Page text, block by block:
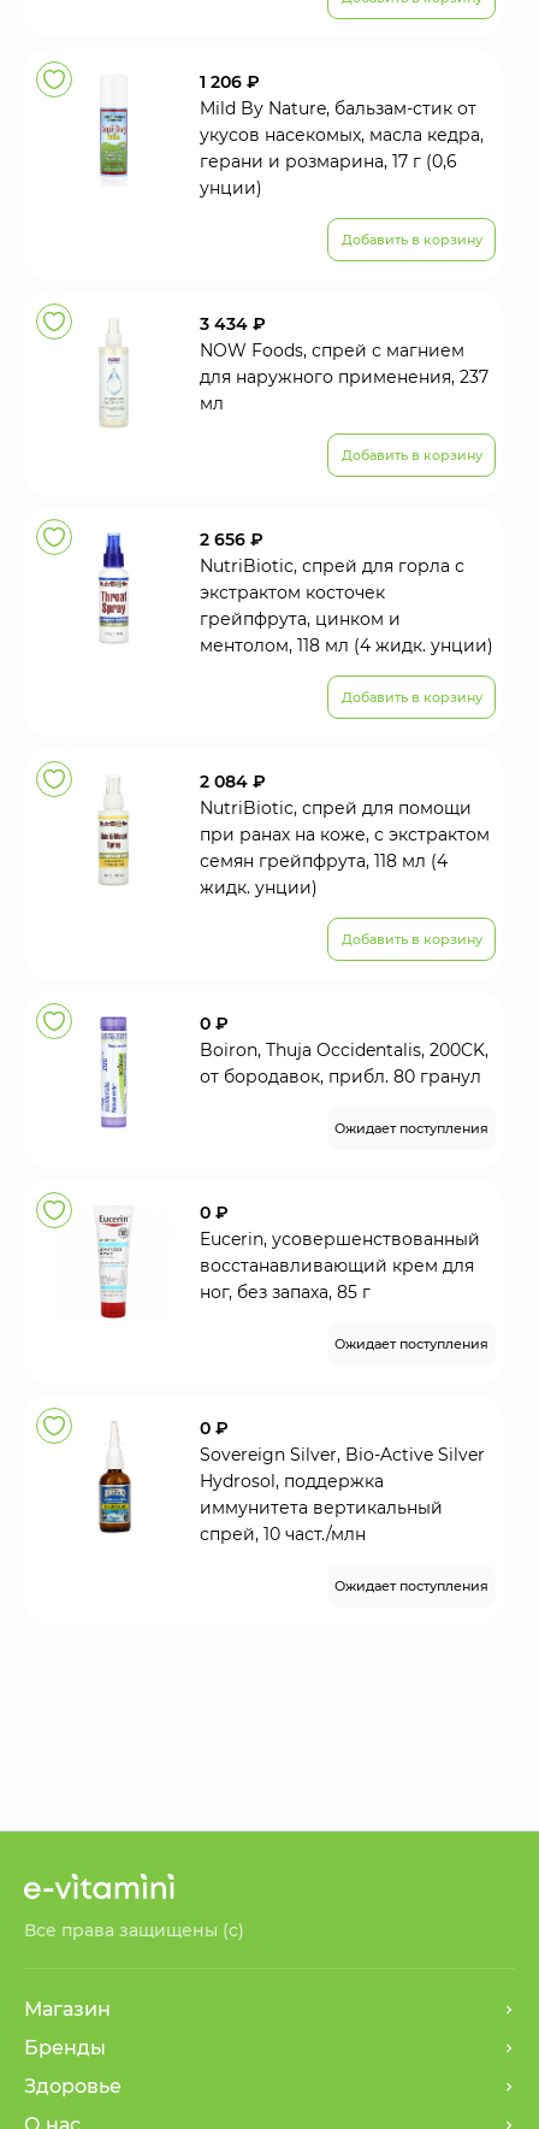
1 206 ₽
Mild By Nature, бальзам-стик от
укусов насекомых, масла кедра,
герани и розмарина, 17 г (0,6
унции)
Добавить в корзину
3 434 ₽
NOW Foods, спрей с магнием
для наружного применения, 237
мл
Добавить в корзину
2 656 ₽
NutriBiotic, спрей для горла с
экстрактом косточек
грейпфрута, цинком и
ментолом, 118 мл (4 жидк. унции)
Добавить в корзину
2 084 ₽
NutriBiotic, спрей для помощи
при ранах на коже, с экстрактом
семян грейпфрута, 118 мл (4
жидк. унции)
Добавить в корзину
0 ₽
Boiron, Thuja Occidentalis, 200CK,
от бородавок, прибл. 80 гранул
Ожидает поступления
0 ₽
Eucerin, усовершенствованный
восстанавливающий крем для
ног, без запаха, 85 г
Ожидает поступления
0 ₽
Sovereign Silver, Bio-Active Silver
Hydrosol, поддержка
иммунитета вертикальный
спрей, 10 част./млн
Ожидает поступления
Все права защищены (с)
Магазин
Бренды
Здоровье